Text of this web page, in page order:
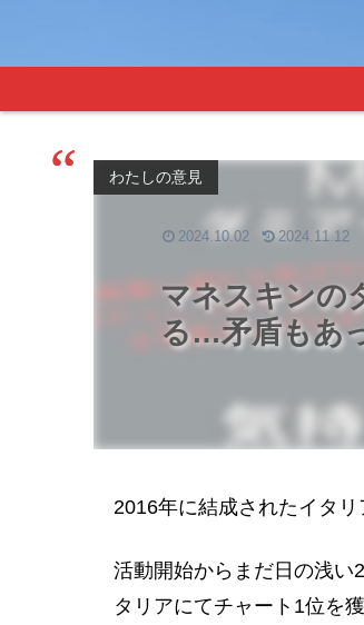
マネスキンの
る…矛盾もあ
わたしの意見
2024.10.02 2024.11.12
2016年に結成されたイタリ
活動開始からまだ日の浅い
タリアにてチャート1位を